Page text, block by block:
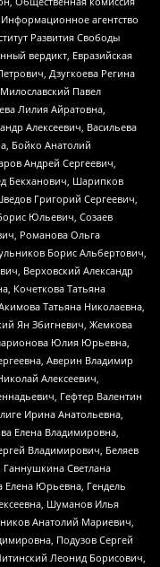
агентство
Развития Свободы
вердикт, Евразийская
Дзугкоева Регина
Павел
Лилия Айратовна,
Алексеевич, Васильева
Бойко Анатолий
Андрей Сергеевич,
Бекханович, Шарипков
Григорий Сергеевич,
Юльевич, Созаев
Романова Ольга
Борис Альбертович,
Верховский Александр
Кочеткова Татьяна
Татьяна Николаевна,
Ян Збигневич, Жемкова
Юлия Юрьевна,
Аверин Владимир
Алексеевич,
Гефтер Валентин
Ирина Анатольевна,
Елена Владимировна,
Владимирович, Беляев
Ганнушкина Светлана
Елена Юрьевна, Гендель
Шуманов Илья
Анатолий Мариевич,
Подузов Сергей
Леонид Борисович,